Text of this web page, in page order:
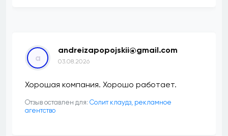
a
andreizapopojskii@gmail.com
03.08.2026
Хорошая компания. Хорошо работает.
Отзыв оставлен для: Солит клаудз, рекламное
агентство